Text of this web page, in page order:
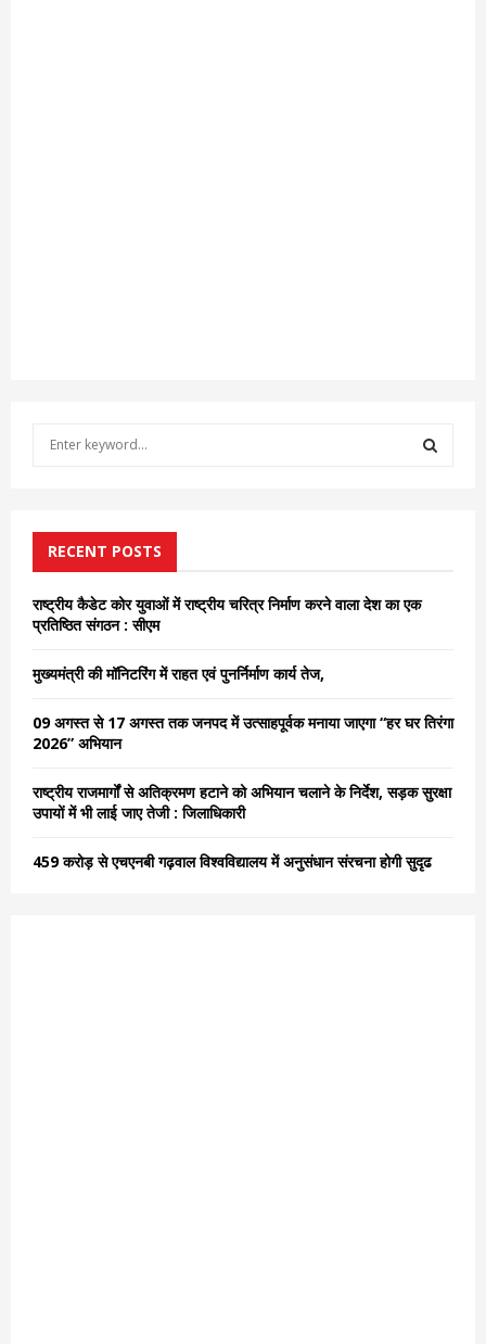
f
o
r
RECENT POSTS
राष्ट्रीय कैडेट कोर युवाओं में राष्ट्रीय चरित्र निर्माण करने वाला देश का एक
प्रतिष्ठित संगठन : सीएम
मुख्यमंत्री की मॉनिटरिंग में राहत एवं पुनर्निर्माण कार्य तेज,
09 अगस्त से 17 अगस्त तक जनपद में उत्साहपूर्वक मनाया जाएगा “हर घर तिरंगा
2026” अभियान
राष्ट्रीय राजमार्गों से अतिक्रमण हटाने को अभियान चलाने के निर्देश, सड़क सुरक्षा
उपायों में भी लाई जाए तेजी : जिलाधिकारी
459 करोड़ से एचएनबी गढ़वाल विश्वविद्यालय में अनुसंधान संरचना होगी सुदृढ